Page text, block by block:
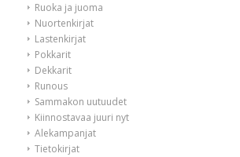
Ruoka ja juoma
Nuortenkirjat
Lastenkirjat
Pokkarit
Dekkarit
Runous
Sammakon uutuudet
Kiinnostavaa juuri nyt
Alekampanjat
Tietokirjat